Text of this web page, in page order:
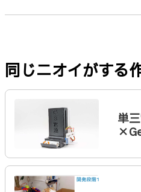
同じニオイがする
単